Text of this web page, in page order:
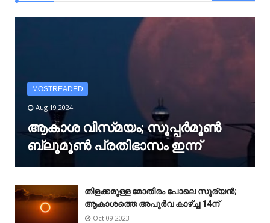
MOSTREADED
Aug 19 2024
ആകാശ വിസ്‌മയം; സൂപ്പർമൂൺ
ബ്ലൂമൂൺ പ്രതിഭാസം ഇന്ന്
തിളക്കമുള്ള മോതിരം പോലെ സൂര്യൻ;
ആകാശത്തെ അപൂർവ കാഴ്‌ച്ച 14ന്
Oct 09 2023